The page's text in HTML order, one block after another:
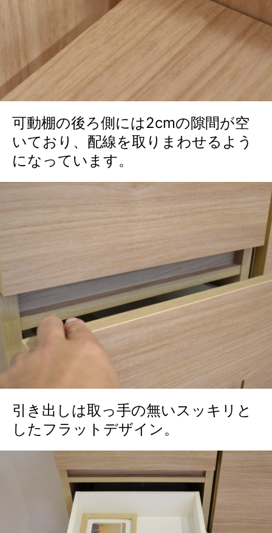
可動棚の後ろ側には2cmの隙間が空
いており、配線を取りまわせるよう
になっています。
引き出しは取っ手の無いスッキリと
したフラットデザイン。